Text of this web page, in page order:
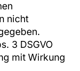
nicht
3 DSGVO
mit Wirkung